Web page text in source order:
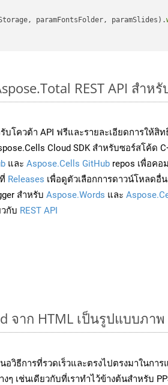
paramFontsFolder, paramSlides).
REST API สำหรั
รับโควต้า API ฟรีและรายละเอียดการให้สิท
Cloud SDK สำหรับซอร์สโค้ด
และ Aspose.Cells GitHub repos เพื่อคอ
Releases เพื่อดูตัวเลือกการดาวน์โหลดอื่
สำหรับ Aspose.Words และ
กับ REST API
จาก HTML เป็นรูปแบบภ
อวิธีการที่รวดเร็วและตรงไปตรงมาในการ
ๆ เช่นเดียวกับที่เราทำไว้ข้างต้นสำหรับ